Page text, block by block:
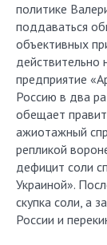
политике
поддаваться
объективных
действительно
предприятие
Россию в два
обещает
ажиотажный
репликой
дефицит соли
Украиной».
скупка соли, а
России и